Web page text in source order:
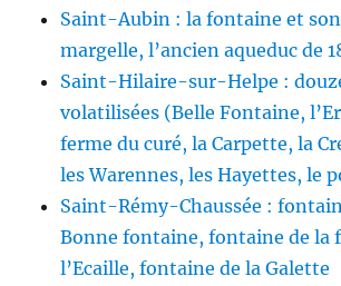
Saint-Aubin : la fontaine et
margelle, l’ancien aqueduc de
Saint-Hilaire-sur-Helpe :
volatilisées (Belle Fontaine,
ferme du curé, la Carpette, la
les Warennes, les Hayettes, le
Saint-Rémy-Chaussée :
Bonne fontaine, fontaine de la
l’Ecaille, fontaine de la Galette